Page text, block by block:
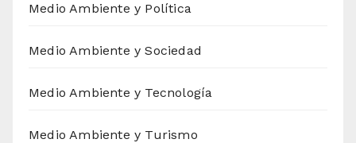
Medio Ambiente y Política
Medio Ambiente y Sociedad
Medio Ambiente y Tecnología
Medio Ambiente y Turismo